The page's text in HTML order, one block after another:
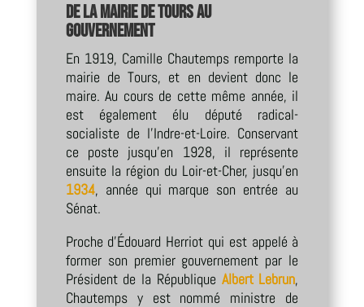
De la mairie de Tours au
gouvernement
En 1919, Camille Chautemps remporte la
mairie de Tours, et en devient donc le
maire. Au cours de cette même année, il
est également élu député radical-
socialiste de l’Indre-et-Loire. Conservant
ce poste jusqu’en 1928, il représente
ensuite la région du Loir-et-Cher, jusqu’en
1934, année qui marque son entrée au
Sénat.
Proche d’Édouard Herriot qui est appelé à
former son premier gouvernement par le
Président de la République Albert Lebrun,
Chautemps y est nommé ministre de